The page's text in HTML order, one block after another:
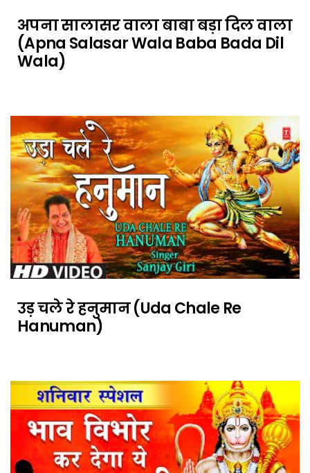
अपना सालासर वाला बाबा बड़ा दिल वाला
(Apna Salasar Wala Baba Bada Dil
Wala)
उड़ चले रे हनुमान (Uda Chale Re
Hanuman)